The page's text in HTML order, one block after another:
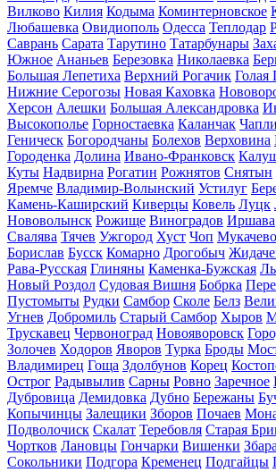
Вилково Килия Кодыма Коминтерновское
Любашевка Овидиополь Одесса Теплодар
Саврань Сарата Тарутино Татарбунары
Южное Ананьев Березовка Николаевка
Большая Лепетиха Верхний Рогачик Голая
Нижние Серогозы Новая Каховка
Херсон Алешки Большая Александровка
Высокополье Горностаевка Каланчак
Геническ Богородчаны Болехов Верховина
Городенка Долина Ивано-Франковск
Куты Надвирна Рогатин Рожнятов Снятын
Яремче Владимир-Волынский Устилуг
Камень-Каширский Киверцы Ковель Луцк
Нововолынск Рожище Виноградов Иршава
Свалява Тячев Ужгород Хуст Чоп Мукачево
Борислав Бусск Комарно Дрогобыч
Рава-Русская Глиняны Каменка-Бужская
Новый Роздол Судовая Вишня Бобрка
Пустомыты Рудки Самбор Сколе Белз
Угнев Добромиль Старый Самбор Хыров
Трускавец Червоноград Новояворовск
Золочев Ходоров Яворов Турка Броды
Владимирец Гоща Здолбунов Корец
Острог Радывылив Сарны Ровно Заречное
Дубровица Демидовка Дубно Бережаны
Копычинцы Залещики Зборов Почаев
Подволочиск Скалат Теребовля Старая
Чортков Лановцы Гончарки Вишенки
Сокольники Подгора Кременец Подгайцы